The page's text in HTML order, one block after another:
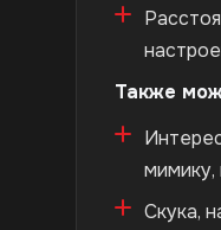
Также
мимику,
Скука,